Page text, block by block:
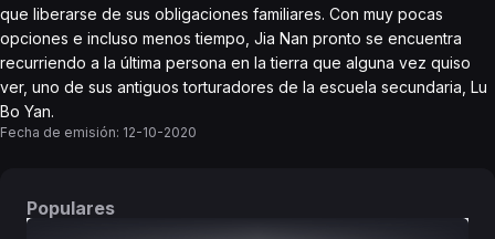
que liberarse de sus obligaciones familiares. Con muy pocas
opciones e incluso menos tiempo, Jia Nan pronto se encuentra
recurriendo a la última persona en la tierra que alguna vez quiso
ver, uno de sus antiguos torturadores de la escuela secundaria, Lu
Bo Yan.
Fecha de emisión: 12-10-2020
Populares